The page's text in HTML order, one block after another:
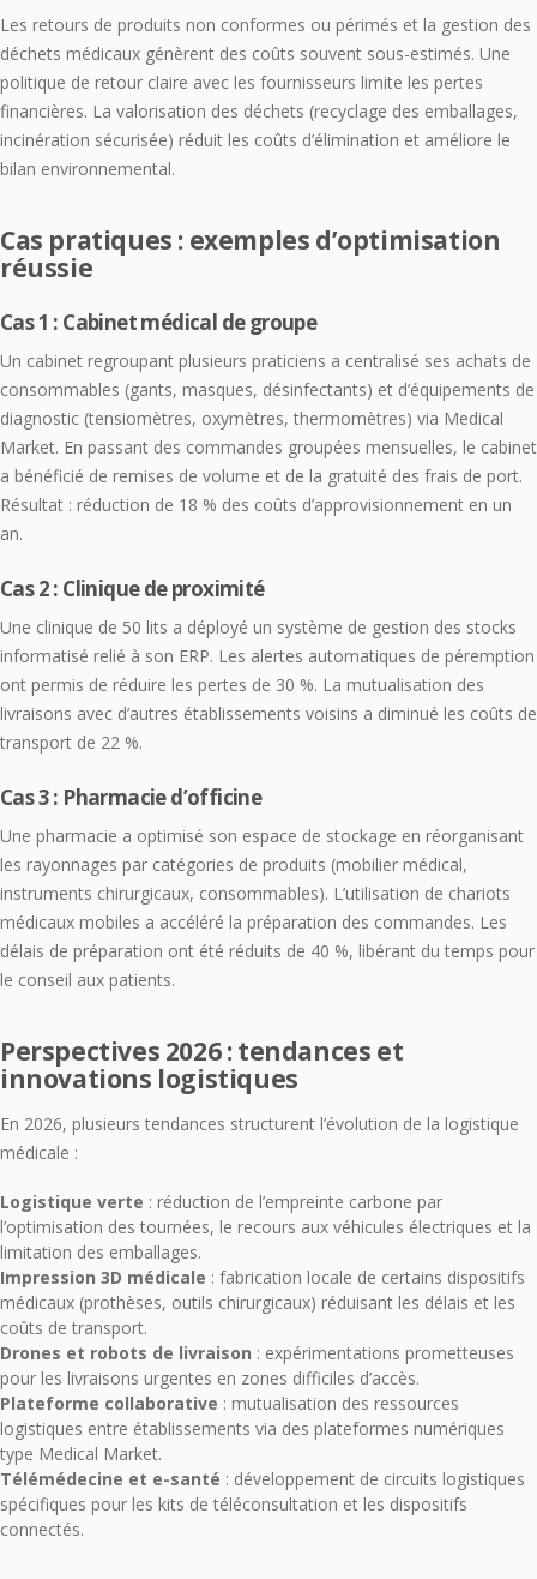
Les retours de produits non conformes ou périmés et la gestion des
déchets médicaux génèrent des coûts souvent sous-estimés. Une
politique de retour claire avec les fournisseurs limite les pertes
financières. La valorisation des déchets (recyclage des emballages,
incinération sécurisée) réduit les coûts d’élimination et améliore le
bilan environnemental.
Cas pratiques : exemples d’optimisation
réussie
Cas 1 : Cabinet médical de groupe
Un cabinet regroupant plusieurs praticiens a centralisé ses achats de
consommables (gants, masques, désinfectants) et d’équipements de
diagnostic (tensiomètres, oxymètres, thermomètres) via Medical
Market. En passant des commandes groupées mensuelles, le cabinet
a bénéficié de remises de volume et de la gratuité des frais de port.
Résultat : réduction de 18 % des coûts d’approvisionnement en un
an.
Cas 2 : Clinique de proximité
Une clinique de 50 lits a déployé un système de gestion des stocks
informatisé relié à son ERP. Les alertes automatiques de péremption
ont permis de réduire les pertes de 30 %. La mutualisation des
livraisons avec d’autres établissements voisins a diminué les coûts de
transport de 22 %.
Cas 3 : Pharmacie d’officine
Une pharmacie a optimisé son espace de stockage en réorganisant
les rayonnages par catégories de produits (mobilier médical,
instruments chirurgicaux, consommables). L’utilisation de chariots
médicaux mobiles a accéléré la préparation des commandes. Les
délais de préparation ont été réduits de 40 %, libérant du temps pour
le conseil aux patients.
Perspectives 2026 : tendances et
innovations logistiques
En 2026, plusieurs tendances structurent l’évolution de la logistique
médicale :
Logistique verte : réduction de l’empreinte carbone par
l’optimisation des tournées, le recours aux véhicules électriques et la
limitation des emballages.
Impression 3D médicale : fabrication locale de certains dispositifs
médicaux (prothèses, outils chirurgicaux) réduisant les délais et les
coûts de transport.
Drones et robots de livraison : expérimentations prometteuses
pour les livraisons urgentes en zones difficiles d’accès.
Plateforme collaborative : mutualisation des ressources
logistiques entre établissements via des plateformes numériques
type Medical Market.
Télémédecine et e-santé : développement de circuits logistiques
spécifiques pour les kits de téléconsultation et les dispositifs
connectés.